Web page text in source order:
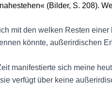
(Bilder, S. 208).
mit den welken Resten
könnte, außerirdischen
manifestierte sich meine
verfügt über keine